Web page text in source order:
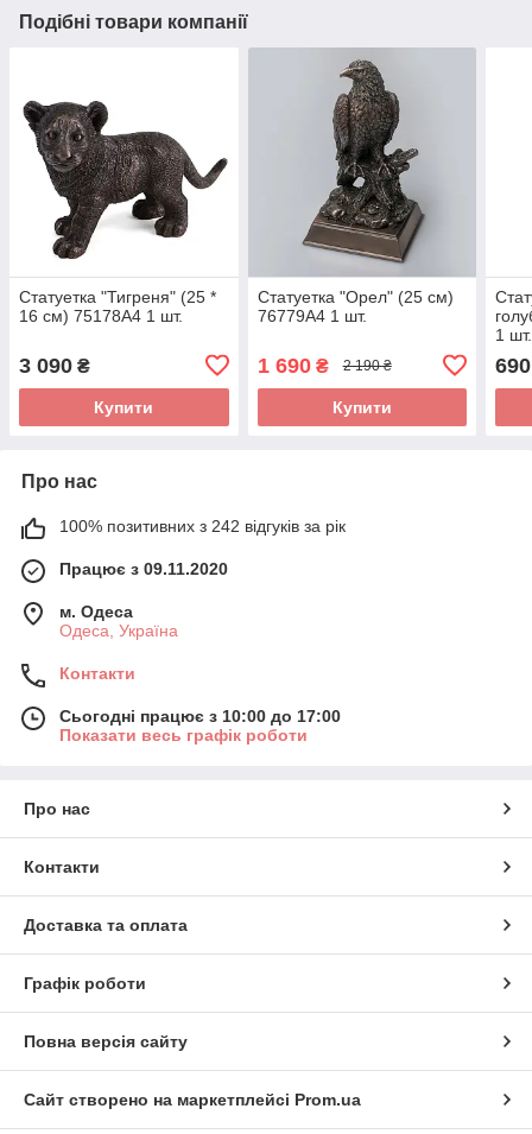
Подібні товари компанії
Статуетка "Тигреня" (25 *
16 см) 75178A4 1 шт.
3 090 ₴
Купити
Статуетка "Орел" (25 см)
76779A4 1 шт.
1 690₴ 2 190 ₴
Купити
1 шт.
690
Про нас
100% позитивних з 242 відгуків за рік
Працює з 09.11.2020
м. Одеса
Одеса, Україна
Контакти
Сьогодні працює з 10:00 до 17:00
Показати весь графік роботи
Про нас
Контакти
Доставка та оплата
Графік роботи
Повна версія сайту
Сайт створено на маркетплейсі Prom.ua